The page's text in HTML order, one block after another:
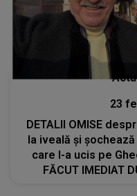
23
DETALII OMISE
la iveală și
care l-a ucis pe
FĂCUT IMEDIAT